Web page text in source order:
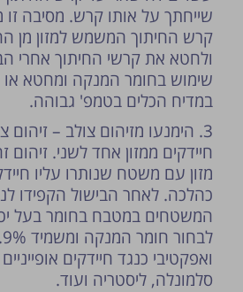
שייחתך על אותו קרש. מסיבה
קרש החיתוך המשמש למזון מן
ולחטא את קרשי החיתוך אחרי
שימוש בחומר המנקה ומחטא או
במדיח הכלים בטמפ' גבוהה.
3. הימנעו מזיהום צולב –
חיידקים ממזון אחד לשני.
מזון עם משטח שנותרו עליו
כהלכה. לאחר הבישול הקפידו
המשטחים במטבח בחומר בעל
ואפקטיבי כנגד חיידקים
סלמונלה, ליסטריה ועוד.